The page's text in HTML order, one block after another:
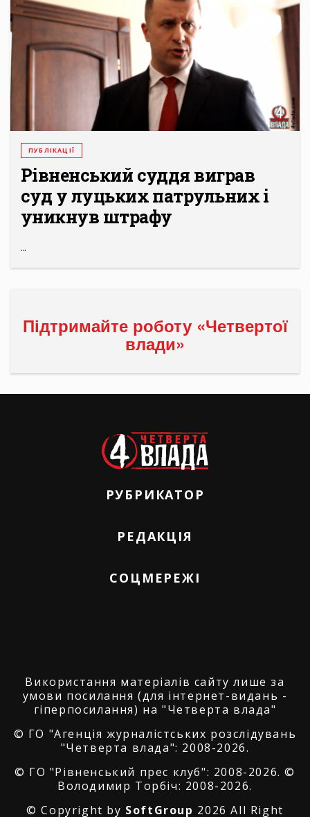
ПУБЛІКАЦІЇ
Рівненський суддя виграв
суд у луцьких патрульних і
уникнув штрафу
...
Підтримайте роботу «Четвертої
влади»
РУБРИКАТОР
РЕДАКЦІЯ
СОЦМЕРЕЖІ
Використання матеріалів сайту лише за
умови посилання (для інтернет-видань -
гіперпосилання) на "Четверта влада"
© ГО "Агенція журналістських розслідувань
"Четверта влада": 2008-2026.
© ГО "Рівненський прес клуб": 2008-2026. ©
Володимир Торбіч: 2008-2026.
© Copyright by SoftGroup 2026 All Right